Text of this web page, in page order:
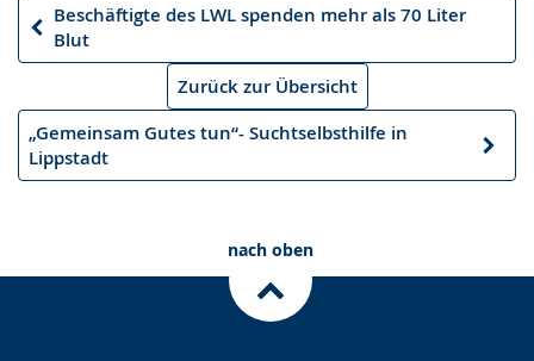
Vorheriger
Artikel
Beschäftigte des LWL spenden mehr als 70 Liter
Blut
Zurück zur Übersicht
„Gemeinsam Gutes tun“- Suchtselbsthilfe in
Lippstadt
Nächster
Artikel
nach oben